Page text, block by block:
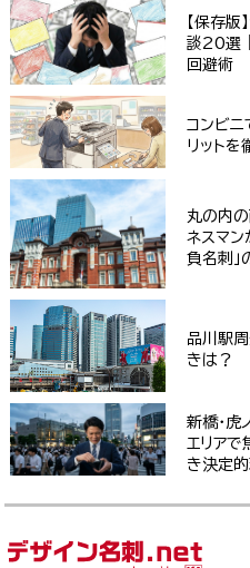
【保存
談20選
回避術
コンビ
リットを
丸の内
ネスマン
負名刺」
品川駅
きは？
新橋・虎
エリアで
き決定